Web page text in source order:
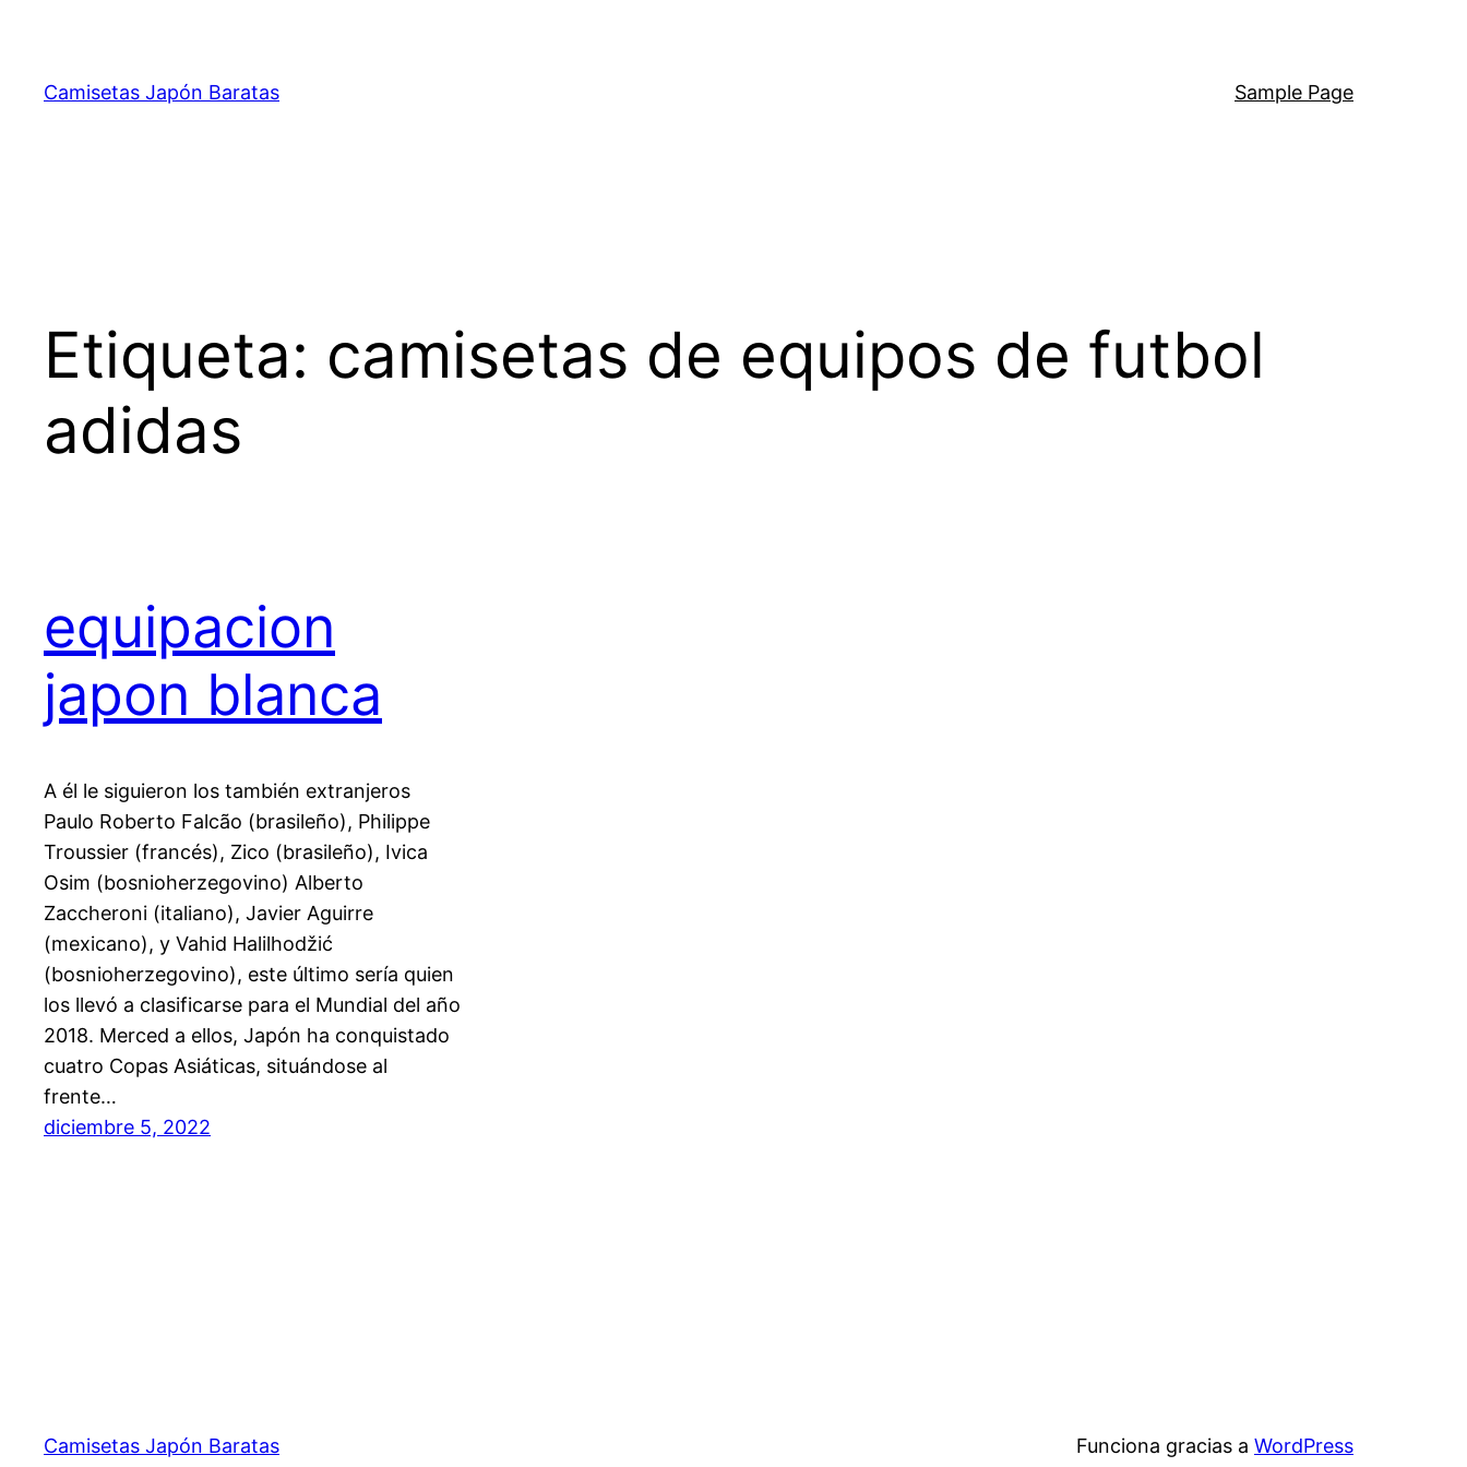
contenido
Camisetas Japón Baratas Sample Page
Etiqueta: camisetas de equipos de futbol
adidas
equipacion
japon blanca
A él le siguieron los también extranjeros
Paulo Roberto Falcão (brasileño), Philippe
Troussier (francés), Zico (brasileño), Ivica
Osim (bosnioherzegovino) Alberto
Zaccheroni (italiano), Javier Aguirre
(mexicano), y Vahid Halilhodžić
(bosnioherzegovino), este último sería quien
los llevó a clasificarse para el Mundial del año
2018. Merced a ellos, Japón ha conquistado
cuatro Copas Asiáticas, situándose al
frente…
diciembre 5, 2022
Camisetas Japón Baratas Funciona gracias a WordPress